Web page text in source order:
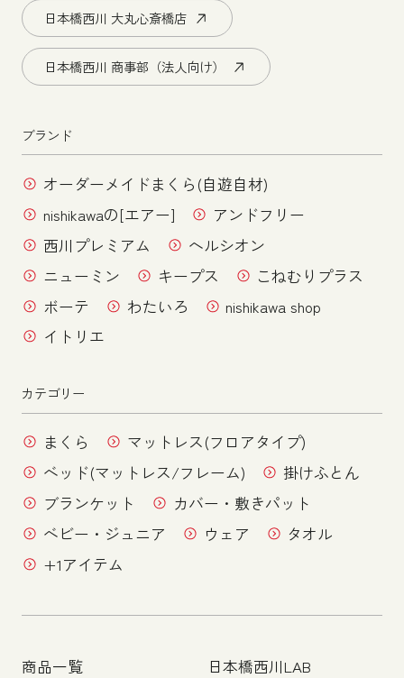
日本橋西川 大丸心斎橋店
日本橋西川 商事部（法人向け）
ブランド
オーダーメイドまくら(自遊自材)
nishikawaの[エアー]
アンドフリー
西川プレミアム
ヘルシオン
ニューミン
キープス
こねむりプラス
ボーテ
わたいろ
nishikawa shop
イトリエ
カテゴリー
まくら
マットレス(フロアタイプ)
ベッド(マットレス/フレーム)
掛けふとん
ブランケット
カバー・敷きパット
ベビー・ジュニア
ウェア
タオル
+1アイテム
商品一覧
日本橋西川LAB